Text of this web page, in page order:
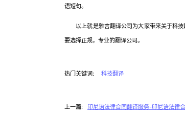
语短句。
以上就是雅言翻译公司为大家带来关于科技
要选择正规，专业的翻译公司。
热门关键词: 科技翻译
上一篇: 印尼语法律合同翻译服务-印尼语法律